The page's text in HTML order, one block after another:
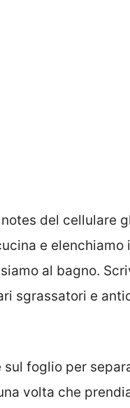
del cellulare
e
al bagno.
sgrassatori e
sul foglio per
volta che